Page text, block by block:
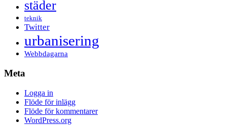
städer
teknik
Twitter
urbanisering
Webbdagarna
Meta
Logga in
Flöde för inlägg
Flöde för kommentarer
WordPress.org